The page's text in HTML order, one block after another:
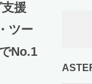
援
ツー
No.1